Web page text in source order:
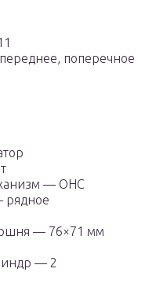
поперечное
— OHC
рядное
— 76×71 мм
— 2